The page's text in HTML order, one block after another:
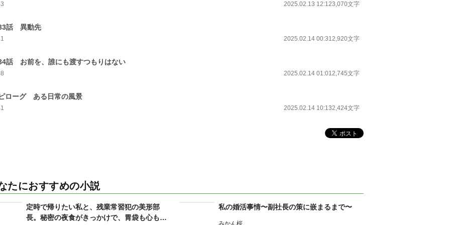
2025.02.13 12:123,070文字
話 異動先
2025.02.14 00:312,920文字
話 お前を、誰にも渡すつもりはない
2025.02.14 01:012,745文字
ローグ ある日常の風景
2025.02.14 10:132,424文字
たにおすすめの小説
定時で帰りたい私と、残業常習犯の美形部
長。秘密の夜食がきっかけで、胃袋も心も掴
私の婚活事情〜副社長の策に嵌まるまで〜